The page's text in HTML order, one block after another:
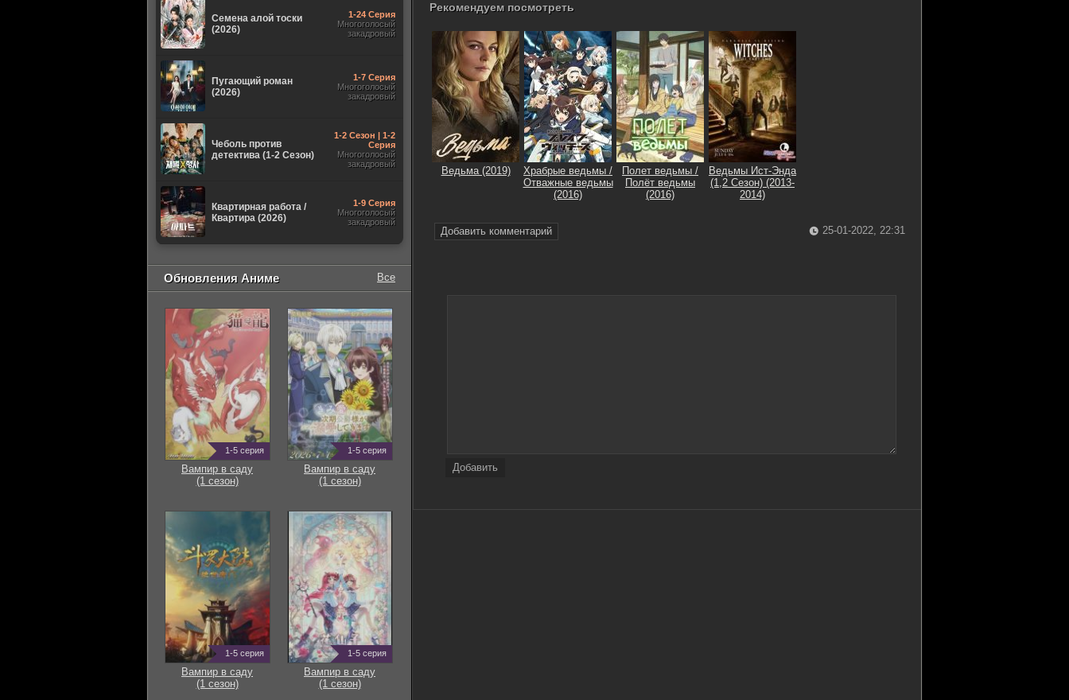
Рекомендуем посмотреть
Ведьма (2019)
Храбрые ведьмы /
Отважные ведьмы
(2016)
Полет ведьмы /
Полёт ведьмы
(2016)
Ведьмы Ист-Энда
(1,2 Сезон) (2013-
2014)
Добавить комментарий 25-01-2022, 22:31
Добавить
Семена алой тоски
(2026)
1-24 Серия
Многоголосый
закадровый
Пугающий роман
(2026)
1-7 Серия
Многоголосый
закадровый
Чеболь против
детектива (1-2 Сезон)
1-2 Сезон | 1-2
Серия
Многоголосый
закадровый
Квартирная работа /
Квартира (2026)
1-9 Серия
Многоголосый
закадровый
Обновления Аниме Все
1-5 серия
Вампир в саду
(1 сезон)
1-5 серия
Вампир в саду
(1 сезон)
1-5 серия
Вампир в саду
(1 сезон)
1-5 серия
Вампир в саду
(1 сезон)